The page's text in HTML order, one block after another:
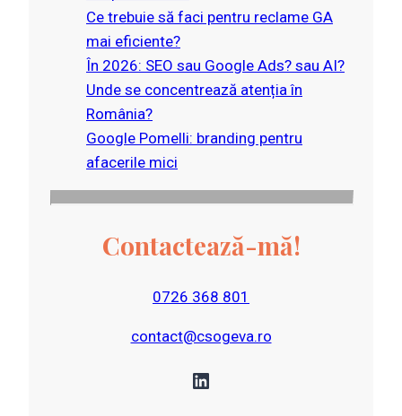
Ce trebuie să faci pentru reclame GA
mai eficiente?
În 2026: SEO sau Google Ads? sau AI?
Unde se concentrează atenția în
România?
Google Pomelli: branding pentru
afacerile mici
Contactează-mă!
0726 368 801
contact@csogeva.ro
LinkedIn